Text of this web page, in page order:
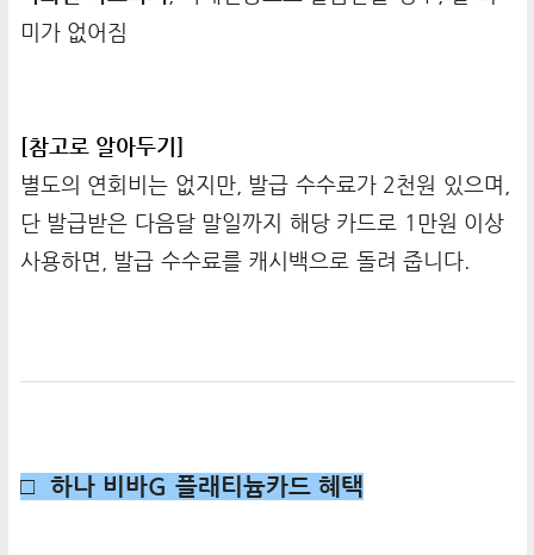
미가 없어짐
[참고로 알아두기]
별도의 연회비는 없지만, 발급 수수료가 2천원 있으며,
단 발급받은 다음달 말일까지 해당 카드로 1만원 이상
사용하면, 발급 수수료를 캐시백으로 돌려 줍니다.
□ 하나 비바G 플래티늄카드 혜택